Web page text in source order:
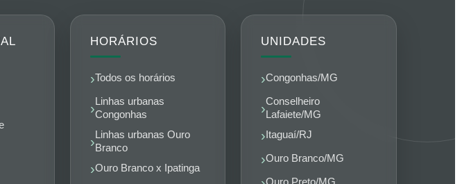
HORÁRIOS
Todos os horários
Linhas urbanas
Congonhas
Linhas urbanas Ouro
Branco
Ouro Branco x Ipatinga
UNIDADES
Congonhas/MG
Conselheiro
Lafaiete/MG
Itaguaí/RJ
Ouro Branco/MG